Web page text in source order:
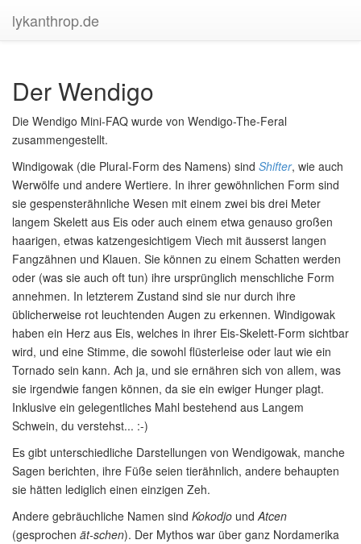
lykanthrop.de
Der Wendigo
Die Wendigo Mini-FAQ wurde von Wendigo-The-Feral
zusammengestellt.
Windigowak (die Plural-Form des Namens) sind Shifter, wie auch
Werwölfe und andere Wertiere. In ihrer gewöhnlichen Form sind
sie gespensterähnliche Wesen mit einem zwei bis drei Meter
langem Skelett aus Eis oder auch einem etwa genauso großen
haarigen, etwas katzengesichtigem Viech mit äusserst langen
Fangzähnen und Klauen. Sie können zu einem Schatten werden
oder (was sie auch oft tun) ihre ursprünglich menschliche Form
annehmen. In letzterem Zustand sind sie nur durch ihre
üblicherweise rot leuchtenden Augen zu erkennen. Windigowak
haben ein Herz aus Eis, welches in ihrer Eis-Skelett-Form sichtbar
wird, und eine Stimme, die sowohl flüsterleise oder laut wie ein
Tornado sein kann. Ach ja, und sie ernähren sich von allem, was
sie irgendwie fangen können, da sie ein ewiger Hunger plagt.
Inklusive ein gelegentliches Mahl bestehend aus Langem
Schwein, du verstehst... :-)
Es gibt unterschiedliche Darstellungen von Wendigowak, manche
Sagen berichten, ihre Füße seien tierähnlich, andere behaupten
sie hätten lediglich einen einzigen Zeh.
Andere gebräuchliche Namen sind Kokodjo undAtcen
(gesprochen ät-schen). Der Mythos war über ganz Nordamerika